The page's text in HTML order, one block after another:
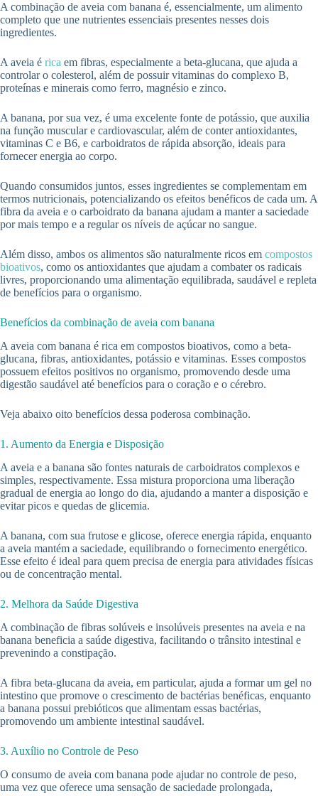
A combinação de aveia com banana é, essencialmente, um alimento
completo que une nutrientes essenciais presentes nesses dois
ingredientes.
A aveia é rica em fibras, especialmente a beta-glucana, que ajuda a
controlar o colesterol, além de possuir vitaminas do complexo B,
proteínas e minerais como ferro, magnésio e zinco.
A banana, por sua vez, é uma excelente fonte de potássio, que auxilia
na função muscular e cardiovascular, além de conter antioxidantes,
vitaminas C e B6, e carboidratos de rápida absorção, ideais para
fornecer energia ao corpo.
Quando consumidos juntos, esses ingredientes se complementam em
termos nutricionais, potencializando os efeitos benéficos de cada um. A
fibra da aveia e o carboidrato da banana ajudam a manter a saciedade
por mais tempo e a regular os níveis de açúcar no sangue.
Além disso, ambos os alimentos são naturalmente ricos em compostos
bioativos, como os antioxidantes que ajudam a combater os radicais
livres, proporcionando uma alimentação equilibrada, saudável e repleta
de benefícios para o organismo.
Benefícios da combinação de aveia com banana
A aveia com banana é rica em compostos bioativos, como a beta-
glucana, fibras, antioxidantes, potássio e vitaminas. Esses compostos
possuem efeitos positivos no organismo, promovendo desde uma
digestão saudável até benefícios para o coração e o cérebro.
Veja abaixo oito benefícios dessa poderosa combinação.
1. Aumento da Energia e Disposição
A aveia e a banana são fontes naturais de carboidratos complexos e
simples, respectivamente. Essa mistura proporciona uma liberação
gradual de energia ao longo do dia, ajudando a manter a disposição e
evitar picos e quedas de glicemia.
A banana, com sua frutose e glicose, oferece energia rápida, enquanto
a aveia mantém a saciedade, equilibrando o fornecimento energético.
Esse efeito é ideal para quem precisa de energia para atividades físicas
ou de concentração mental.
2. Melhora da Saúde Digestiva
A combinação de fibras solúveis e insolúveis presentes na aveia e na
banana beneficia a saúde digestiva, facilitando o trânsito intestinal e
prevenindo a constipação.
A fibra beta-glucana da aveia, em particular, ajuda a formar um gel no
intestino que promove o crescimento de bactérias benéficas, enquanto
a banana possui prebióticos que alimentam essas bactérias,
promovendo um ambiente intestinal saudável.
3. Auxílio no Controle de Peso
O consumo de aveia com banana pode ajudar no controle de peso,
uma vez que oferece uma sensação de saciedade prolongada,